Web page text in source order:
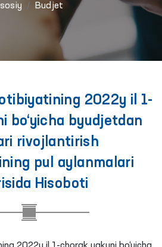
Budjet
2022y il 1-
bo‘yicha byudjetdan
rivojlantirish
pul aylanmalari
Hisoboti